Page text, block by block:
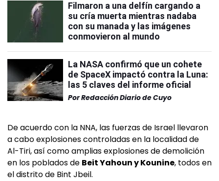
Filmaron a una delfín cargando a
su cría muerta mientras nadaba
con su manada y las imágenes
conmovieron al mundo
La NASA confirmó que un cohete
de SpaceX impactó contra la Luna:
las 5 claves del informe oficial
PorRedacción Diario de Cuyo
De acuerdo con la NNA, las fuerzas de Israel llevaron
a cabo explosiones controladas en la localidad de
Al-Tiri, así como amplias explosiones de demolición
en los poblados de Beit Yahoun y Kounine, todos en
el distrito de Bint Jbeil.